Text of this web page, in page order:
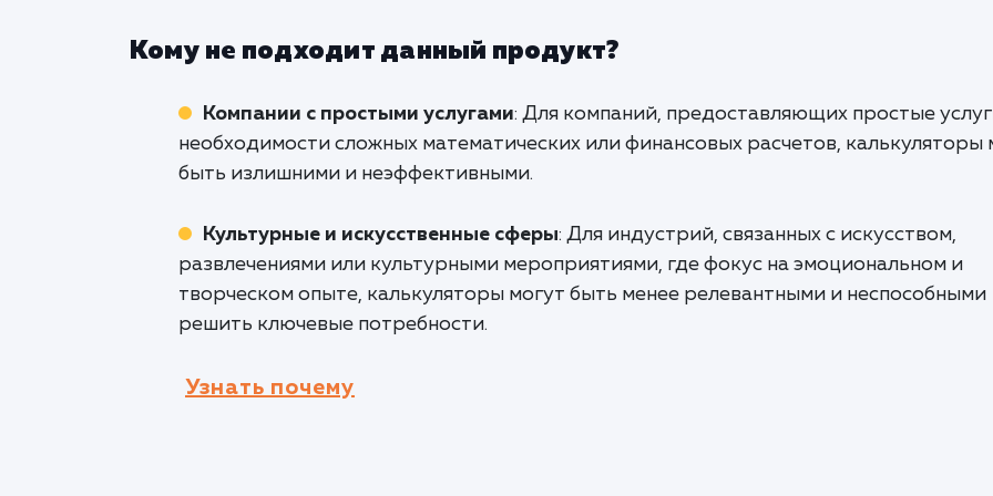
Кому не подходит данный продукт?
Компании с простыми услугами: Для компаний, предоставляющих простые
необходимости сложных математических или финансовых расчетов, калькуляторы
быть излишними и неэффективными.
Культурные и искусственные сферы: Для индустрий, связанных с искусством,
развлечениями или культурными мероприятиями, где фокус на эмоциональном и
творческом опыте, калькуляторы могут быть менее релевантными и неспособными
решить ключевые потребности.
Узнать почему